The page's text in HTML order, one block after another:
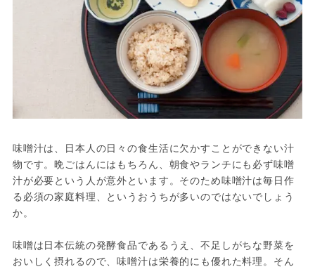
味噌汁は、日本人の日々の食生活に欠かすことができない汁
物です。晩ごはんにはもちろん、朝食やランチにも必ず味噌
汁が必要という人が意外といます。そのため味噌汁は毎日作
る必須の家庭料理、というおうちが多いのではないでしょう
か。
味噌は日本伝統の発酵食品であるうえ、不足しがちな野菜を
おいしく摂れるので、味噌汁は栄養的にも優れた料理。そん